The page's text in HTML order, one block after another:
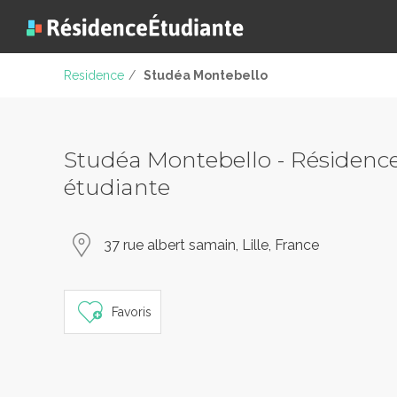
Residence / Studéa Montebello
Studéa Montebello -
étudiante
37 rue albert samain, Lille, France
Favoris